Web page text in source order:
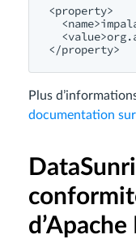
<property>
  <value>org
Plus
documentation sur
d’Apache